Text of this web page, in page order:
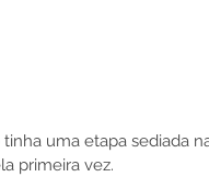
uma etapa sediada
primeira vez.